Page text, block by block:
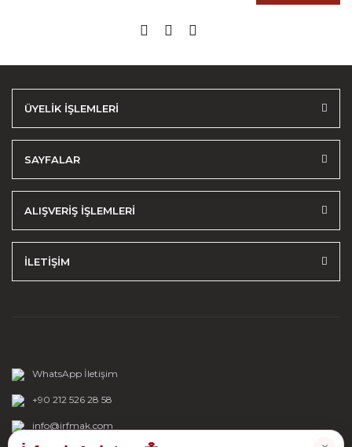
ÜYELİK İŞLEMLERİ
SAYFALAR
ALIŞVERİŞ İŞLEMLERİ
İLETİŞİM
WhatsApp İletişim
+90 212 526 28 58
info@irfmak.com